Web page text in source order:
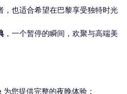
，也适合希望在巴黎享受独特时光
，一个暂停的瞬间，欢聚与高端美
您提供完整的夜晚体验：